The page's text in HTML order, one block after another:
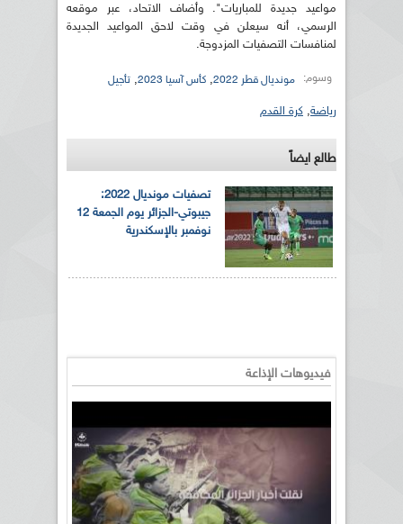
مواعيد جديدة للمباريات". وأضاف الاتحاد، عبر موقعه
الرسمي، أنه سيعلن في وقت لاحق المواعيد الجديدة
لمنافسات التصفيات المزدوجة.
وسوم: مونديال قطر 2022 , كأس آسيا 2023 , تأجيل
رياضة, كرة القدم
طالع ايضاً
تصفيات مونديال 2022:
جيبوتي-الجزائر يوم الجمعة 12
نوفمبر بالإسكندرية
فيديوهات الإذاعة